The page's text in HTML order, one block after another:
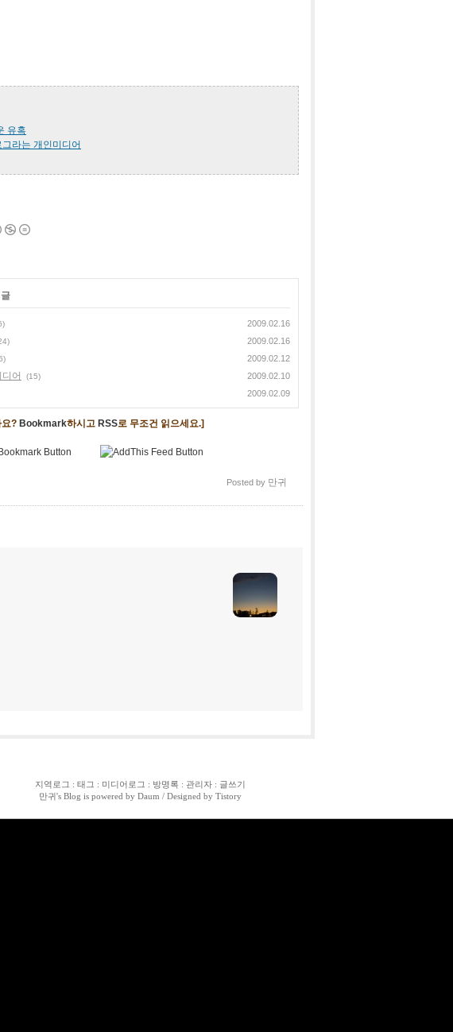
유혹
라는 개인미디어
2009.02.16
2009.02.16
2009.02.12
어 (15) 2009.02.10
2009.02.09
요? Bookmark하시고 RSS로 무조건 읽으세요.]
Posted by 만귀
지역로그 : 태그 : 미디어로그 : 방명록 : 관리자: 글쓰기
만귀's Blog is powered by Daum / Designed by Tistory